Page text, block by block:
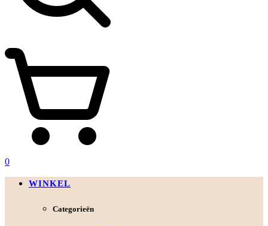
0
WINKEL
Categorieën